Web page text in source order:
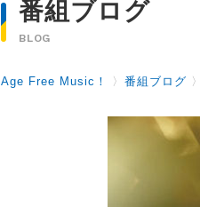
番組ブログ
BLOG
Age Free Music！ 〉 番組ブログ 〉